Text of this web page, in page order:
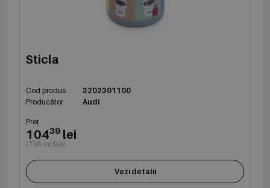
Sticla
Cod produs
3202301100
Producător
Audi
Preț
10439 lei
(TVA inclus)
Vezi detalii